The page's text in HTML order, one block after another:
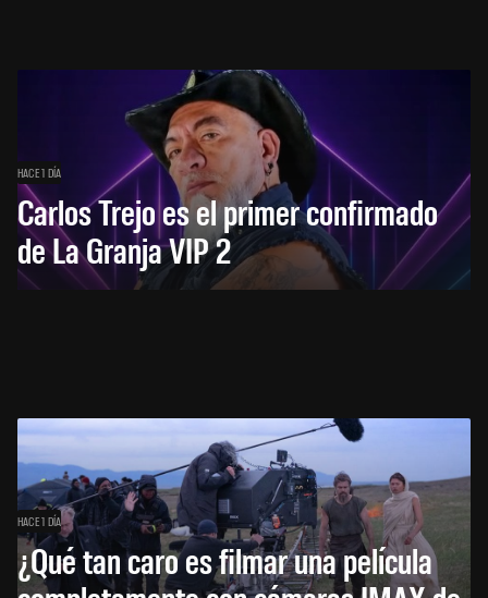
HACE 1 DÍA
Carlos Trejo es el primer confirmado
de La Granja VIP 2
HACE 1 DÍA
¿Qué tan caro es filmar una película